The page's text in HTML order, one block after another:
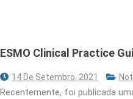
ESMO Clinical Practice
14 De Setembro, 2021
Recentemente, foi publicada